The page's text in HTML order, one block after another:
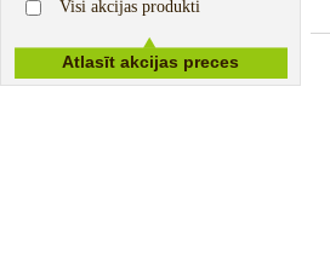
Visi akcijas produkti